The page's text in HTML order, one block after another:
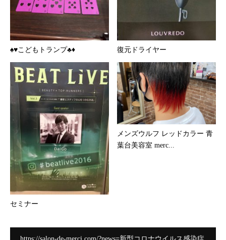
♠️♥️こどもトランプ♣️♦️ 復元ドライヤー
セミナー
メンズウルフ レッドカラー 青
葉台美容室 merc...